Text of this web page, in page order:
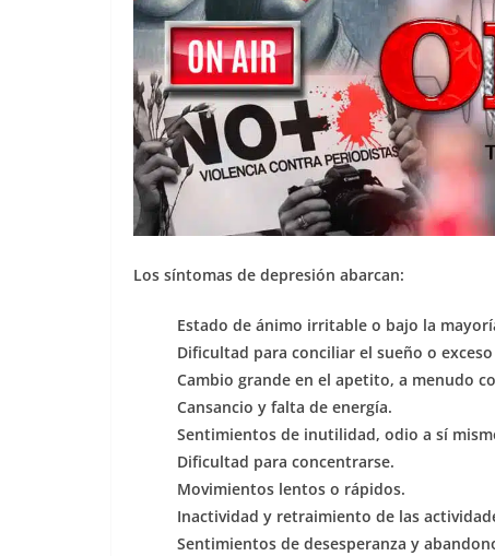
Los síntomas de depresión abarcan:
Estado de ánimo irritable o bajo la
Dificultad para conciliar el sueño o
Cambio grande en el apetito, a menudo
Cansancio y falta de energía.
Sentimientos de inutilidad, odio a sí
Dificultad para concentrarse.
Movimientos lentos o rápidos.
Inactividad y retraimiento de las
Sentimientos de desesperanza y